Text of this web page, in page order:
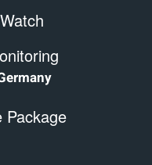
Package